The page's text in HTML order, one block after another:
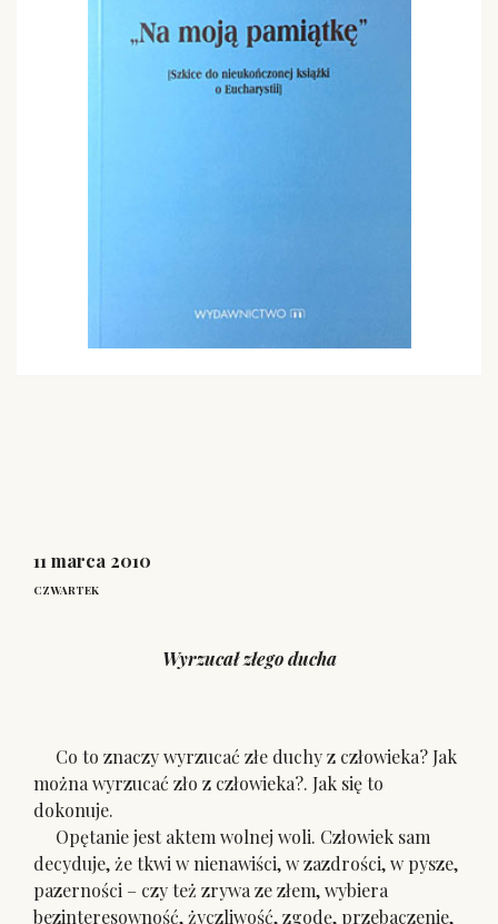
11 marca 2010
CZWARTEK
Wyrzucał złego ducha
Co to znaczy wyrzucać złe duchy z człowieka? Jak
można wyrzucać zło z człowieka?. Jak się to
dokonuje.
Opętanie jest aktem wolnej woli. Człowiek sam
decyduje, że tkwi w nienawiści, w zazdrości, w pysze,
pazerności – czy też zrywa ze złem, wybiera
bezinteresowność, życzliwość, zgodę, przebaczenie,